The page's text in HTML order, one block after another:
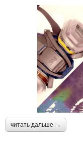
читать дальше →